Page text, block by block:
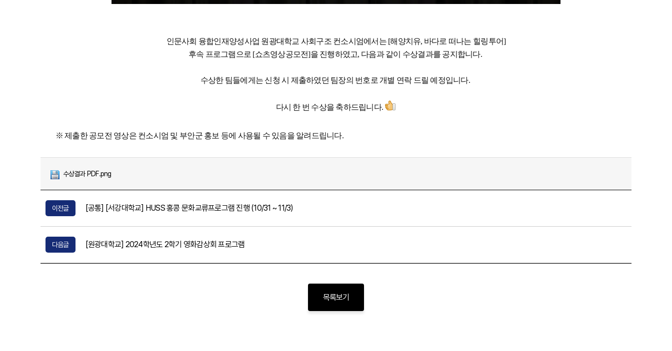
인문사회 융합인재양성사업 원광대학교 사회구조 컨소시엄에서는 [해양치유, 바다로 떠나는 힐링투어]
후속 프로그램으로 [쇼츠영상공모전]을 진행하였고, 다음과 같이 수상결과를 공지합니다.
수상한 팀들에게는 신청 시 제출하였던 팀장의 번호로 개별 연락 드릴 예정입니다.
다시 한 번 수상을 축하드립니다.
※ 제출한 공모전 영상은 컨소시엄 및 부안군 홍보 등에 사용될 수 있음을 알려드립니다.
수상결과 PDF.png
이전글 [공통] [서강대학교] HUSS 홍콩 문화교류프로그램 진행 (10/31 ~ 11/3)
다음글 [원광대학교] 2024학년도 2학기 영화감상회 프로그램
목록보기